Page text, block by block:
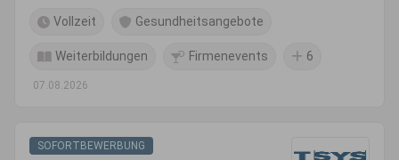
Vollzeit Gesundheitsangebote
Weiterbildungen Firmenevents 6
07.08.2026
SOFORTBEWERBUNG